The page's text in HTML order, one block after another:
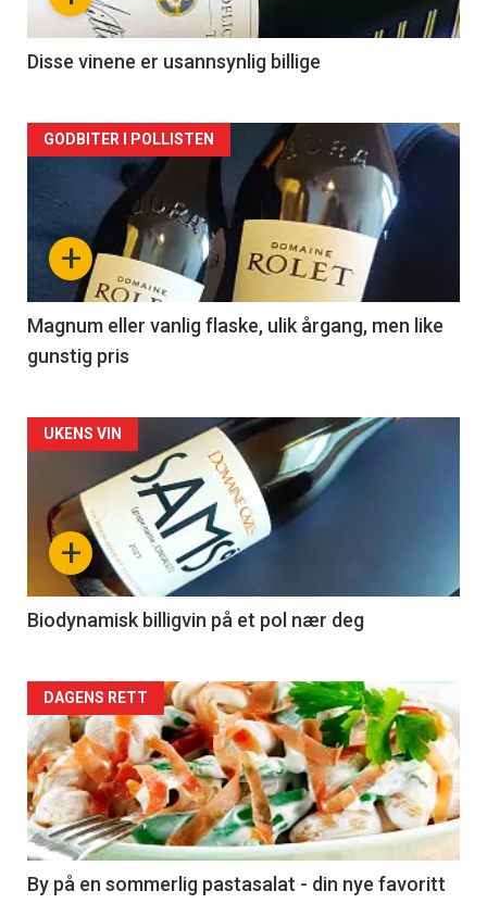
2
Disse vinene er usannsynlig billige
Forsiden
akkurat
nå
3
+
GODBITER I POLLISTEN
Magnum eller vanlig flaske, ulik årgang, men like
gunstig pris
Forsiden
akkurat
nå
4
+
UKENS VIN
Biodynamisk billigvin på et pol nær deg
Forsiden
akkurat
nå
-
5
DAGENS RETT
By på en sommerlig pastasalat - din nye favoritt